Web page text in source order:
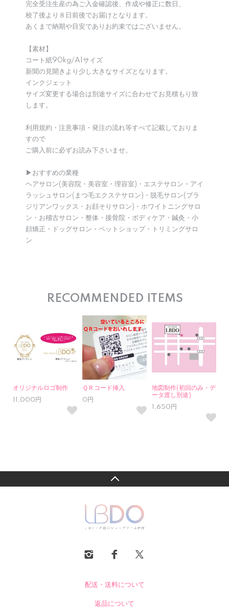
完全受注生産の為ご入金確認後、作成や修正に数日、
校了後より８日前後でお届けとなります。
あくまで納期や目安でありお約束ではございません。
【素材】
コート紙90kg/A1サイズ
新聞の見開きより少し大きなサイズとなります。
インクジェット
サイズ変更する場合は別途サイズに合わせてお見積もり致
します。
利用規約・注意事項・発注の流れ等すべて記載しておりま
すので
ご購入前に必ずお読み下さいませ。
▶︎おすすめの業種
ヘアサロン(美容院・美容室・理容室)・エステサロン・アイ
ラッシュサロン(まつ毛エクステサロン)・脱毛サロン(ブラ
ジリアンワックス・お顔そりサロン)・ホワイトニングサロ
ン・お稽古サロン・整体・接骨院・ボディケア・鍼灸・小
顔矯正・ドッグサロン・ペットショップ・トリミングサロ
ン
RECOMMENDED ITEMS
オリジナルロゴ制作
11,000円
ＱＲコード挿入
0円
地図制作(初回のみ・デ
ータ渡し別途)
1,650円
配送・送料について
返品について